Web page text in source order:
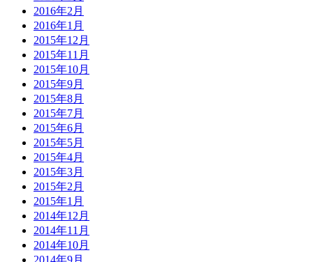
2016年2月
2016年1月
2015年12月
2015年11月
2015年10月
2015年9月
2015年8月
2015年7月
2015年6月
2015年5月
2015年4月
2015年3月
2015年2月
2015年1月
2014年12月
2014年11月
2014年10月